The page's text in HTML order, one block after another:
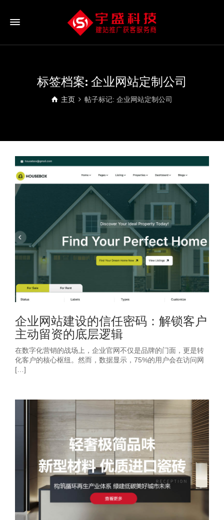
标签档案: 企业网站定制公司
主页 帖子标记: 企业网站定制公司
企业网站建设的信任密码：解锁客户
主动留资的底层逻辑
在数字化营销的战场上，企业官网不仅是品牌的门面，更是转
化客户的核心枢纽。然而，数据显示，75%的用户会在访问网
[…]